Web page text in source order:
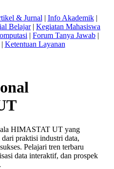
& Jurnal | Info Akademik|
Belajar| Kegiatan Mahasiswa
| Forum Tanya Jawab |
| Ketentuan Layanan
HIMASTAT UT yang
praktisi industri data,
Pelajari tren terbaru
data interaktif, dan prospek